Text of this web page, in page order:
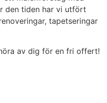
den tiden har vi utfört
tapetseringar
av dig för en fri offert!